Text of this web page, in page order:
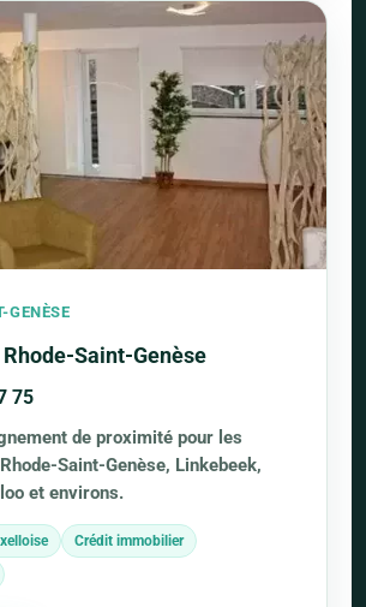
GENÈSE
Saint-Genèse
75
de proximité pour les
Saint-Genèse, Linkebeek,
et environs.
Crédit immobilier